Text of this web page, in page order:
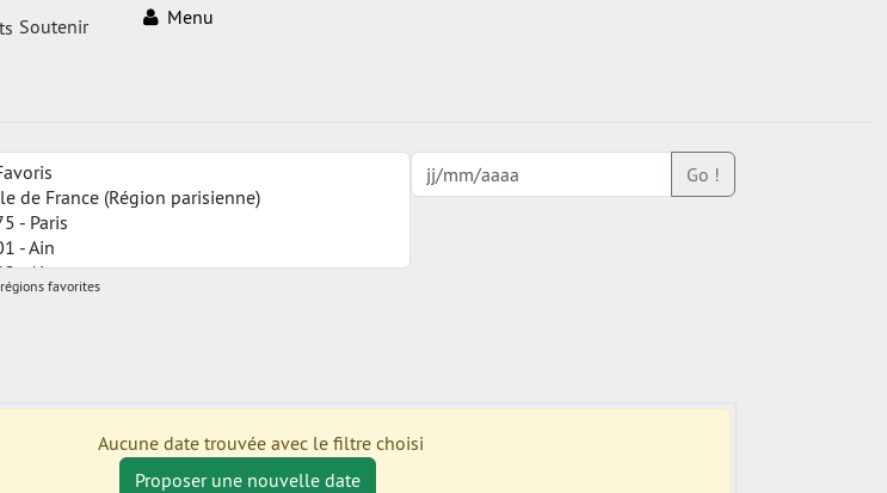
Soutenir Menu
régions favorites
Go !
Aucune date trouvée avec le filtre choisi
Proposer une nouvelle date